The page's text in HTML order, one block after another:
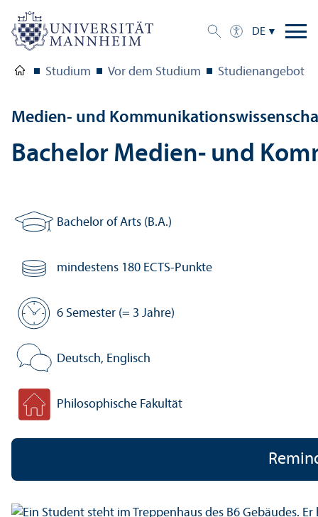
DE
Studium Vor dem Studium Studien­angebot
Medien- und
Bachelor Medien- und
Abschluss:
Bachelor of Arts (B.A.)
Anzahl Credits:
mindestens 180 ECTS-Punkte
Regel­studien­zeit:
6 Semester (= 3 Jahre)
Veranstaltungs­sprache:
Deutsch, Englisch
Fakultät:
Philosophische Fakultät